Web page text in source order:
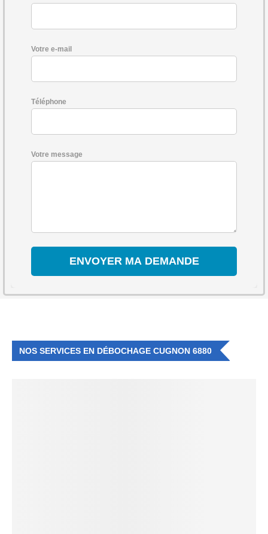
Votre e-mail
Téléphone
Votre message
NOS SERVICES EN DÉBOCHAGE CUGNON 6880